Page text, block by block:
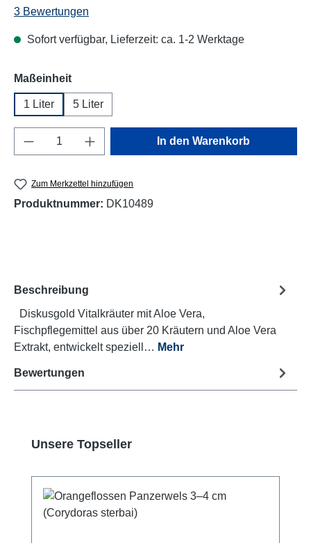
Durchschnittliche Bewertung von 5 von 5 Sternen
3 Bewertungen
Sofort verfügbar, Lieferzeit: ca. 1-2 Werktage
Maßeinheitauswählen
1 Liter 5 Liter
Produkt Anzahl: Gib den gewünschten
In den Warenkorb
Zum Merkzettel hinzufügen
Produktnummer: DK10489
Beschreibung
Diskusgold Vitalkräuter mit Aloe Vera,
Fischpflegemittel aus über 20 Kräutern und Aloe Vera
Extrakt, entwickelt speziell… Mehr
Bewertungen
Produktgalerie überspringen
Unsere Topseller